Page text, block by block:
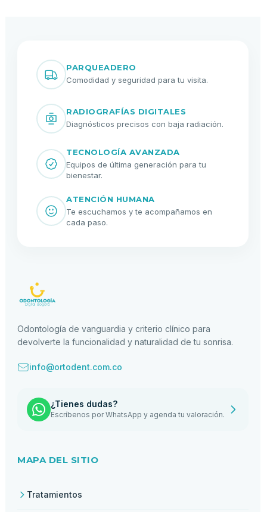
PARQUEADERO
Comodidad y seguridad para tu visita.
RADIOGRAFÍAS DIGITALES
Diagnósticos precisos con baja radiación.
TECNOLOGÍA AVANZADA
Equipos de última generación para tu
bienestar.
ATENCIÓN HUMANA
Te escuchamos y te acompañamos en
cada paso.
Odontología de vanguardia y criterio clínico para
devolverte la funcionalidad y naturalidad de tu sonrisa.
info@ortodent.com.co
¿Tienes dudas?
Escríbenos por WhatsApp y agenda tu valoración.
MAPA DEL SITIO
Tratamientos